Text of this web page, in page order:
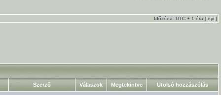
Időzóna: UTC + 1 óra [ nyi ]
Szerző Válaszok Megtekintve Utolsó hozzászólás